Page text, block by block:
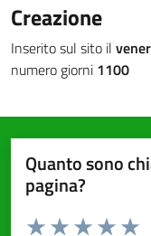
Creazione
Inserito sul sito il
numero giorni 1100
Quanto sono
pagina?
Valuta da 1 a 5 stelle la